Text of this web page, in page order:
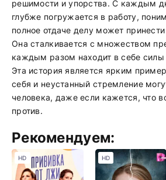
решимости и упорства. С каждым
глубже погружается в работу,
полное отдаче делу может
Она сталкивается с множеством
каждым разом находит в себе силы
Эта история является ярким
себя и неустанный стремление
человека, даже если кажется, что
против.
Рекомендуем:
HD HD